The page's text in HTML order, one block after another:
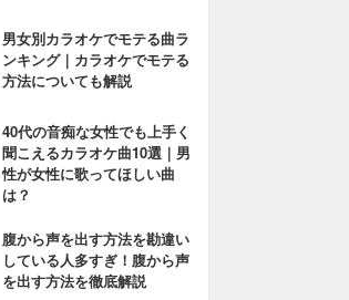
男女別カラオケでモテる曲ラ
ンキング｜カラオケでモテる
方法についても解説
40代の音痴な女性でも上手く
聞こえるカラオケ曲10選｜男
性が女性に歌ってほしい曲
は？
腹から声を出す方法を勘違い
している人多すぎ！腹から声
を出す方法を徹底解説